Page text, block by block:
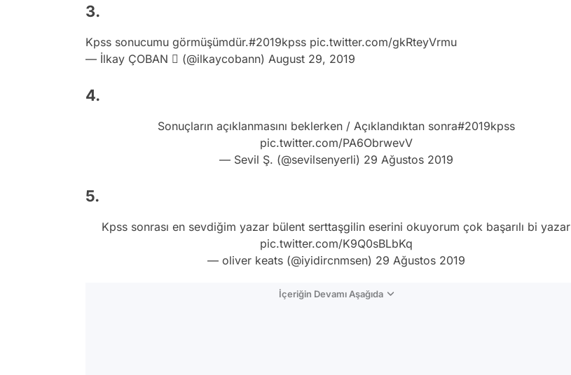
3.
Kpss sonucumu görmüşümdür.#2019kpss pic.twitter.com/gkRteyVrmu
— İlkay ÇOBAN  (@ilkaycobann) August 29, 2019
4.
Sonuçların açıklanmasını beklerken / Açıklandıktan sonra#2019kpss
pic.twitter.com/PA6ObrwevV
— Sevil Ş. (@sevilsenyerli) 29 Ağustos 2019
5.
Kpss sonrası en sevdiğim yazar bülent serttaşgilin eserini okuyorum çok başarılı bi yazar
pic.twitter.com/K9Q0sBLbKq
— oliver keats (@iyidircnmsen) 29 Ağustos 2019
İçeriğin Devamı Aşağıda